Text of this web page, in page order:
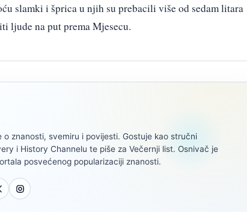
slamki i šprica u njih su prebacili više od sedam litara
ljude na put prema Mjesecu.
o znanosti, svemiru i povijesti. Gostuje kao stručni
i History Channelu te piše za Večernji list. Osnivač je
posvećenog popularizaciji znanosti.